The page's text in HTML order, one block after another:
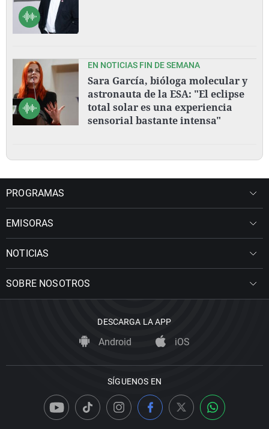
EN NOTICIAS FIN DE SEMANA
Sara García, bióloga molecular y
astronauta de la ESA: "El eclipse
total solar es una experiencia
sensorial bastante intensa"
PROGRAMAS
EMISORAS
NOTICIAS
SOBRE NOSOTROS
DESCARGA LA APP
Android iOS
SÍGUENOS EN